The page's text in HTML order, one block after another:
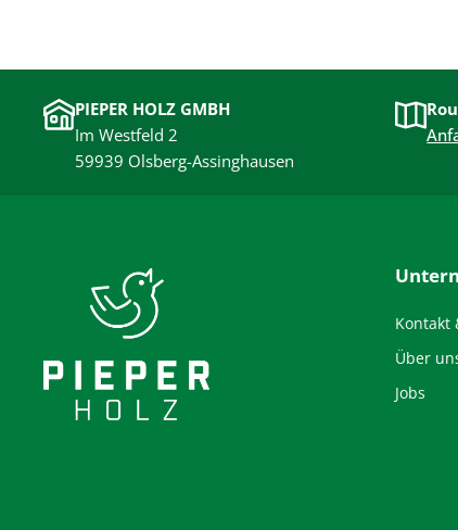
PIEPER HOLZ GMBH
Im Westfeld 2
59939 Olsberg-Assinghausen
Kontakt
Über
Jobs